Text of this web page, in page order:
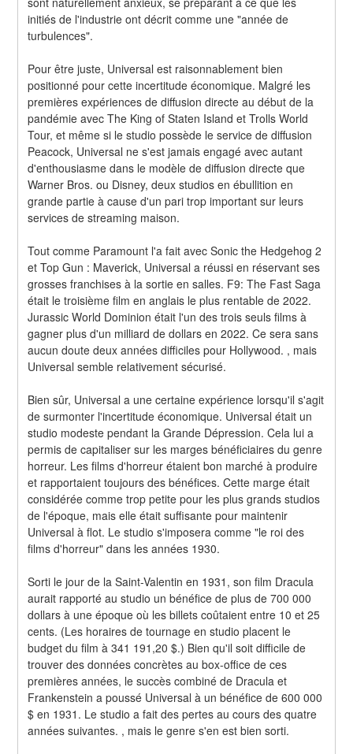
initiés de l'industrie ont décrit comme une "année de
turbulences".
Pour être juste, Universal est raisonnablement bien
positionné pour cette incertitude économique. Malgré les
premières expériences de diffusion directe au début de la
pandémie avec The King of Staten Island et Trolls World
Tour, et même si le studio possède le service de diffusion
Peacock, Universal ne s'est jamais engagé avec autant
d'enthousiasme dans le modèle de diffusion directe que
Warner Bros. ou Disney, deux studios en ébullition en
grande partie à cause d'un pari trop important sur leurs
services de streaming maison.
Tout comme Paramount l'a fait avec Sonic the Hedgehog 2
et Top Gun : Maverick, Universal a réussi en réservant ses
grosses franchises à la sortie en salles. F9: The Fast Saga
était le troisième film en anglais le plus rentable de 2022.
Jurassic World Dominion était l'un des trois seuls films à
gagner plus d'un milliard de dollars en 2022. Ce sera sans
aucun doute deux années difficiles pour Hollywood. , mais
Universal semble relativement sécurisé.
Bien sûr, Universal a une certaine expérience lorsqu'il s'agit
de surmonter l'incertitude économique. Universal était un
studio modeste pendant la Grande Dépression. Cela lui a
permis de capitaliser sur les marges bénéficiaires du genre
horreur. Les films d'horreur étaient bon marché à produire
et rapportaient toujours des bénéfices. Cette marge était
considérée comme trop petite pour les plus grands studios
de l'époque, mais elle était suffisante pour maintenir
Universal à flot. Le studio s'imposera comme "le roi des
films d'horreur" dans les années 1930.
Sorti le jour de la Saint-Valentin en 1931, son film Dracula
aurait rapporté au studio un bénéfice de plus de 700 000
dollars à une époque où les billets coûtaient entre 10 et 25
cents. (Les horaires de tournage en studio placent le
budget du film à 341 191,20 $.) Bien qu'il soit difficile de
trouver des données concrètes au box-office de ces
premières années, le succès combiné de Dracula et
Frankenstein a poussé Universal à un bénéfice de 600 000
$ en 1931. Le studio a fait des pertes au cours des quatre
années suivantes. , mais le genre s'en est bien sorti.